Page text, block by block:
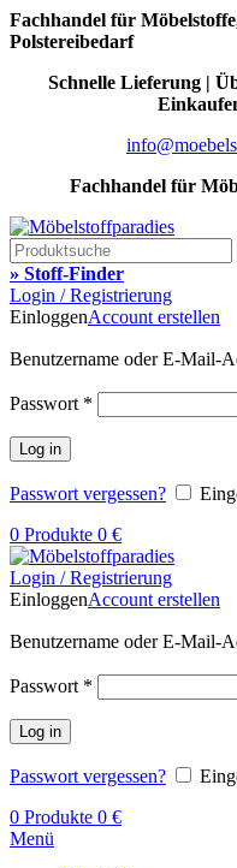
Fachhandel für
Polstereibedarf
Schnelle Lieferung |
Fachhandel für
» Stoff-Finder
Login / Registrierung
EinloggenAccount erstellen
Benutzername oder E-Mail-
Passwort *
Log in
Passwort vergessen?
0 Produkte 0 €
Login / Registrierung
EinloggenAccount erstellen
Benutzername oder E-Mail-
Passwort *
Log in
Passwort vergessen?
0 Produkte 0 €
Menü